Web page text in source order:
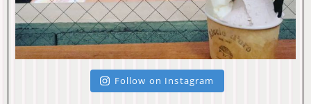
Follow on Instagram